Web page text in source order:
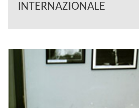
INTERNAZIONALE